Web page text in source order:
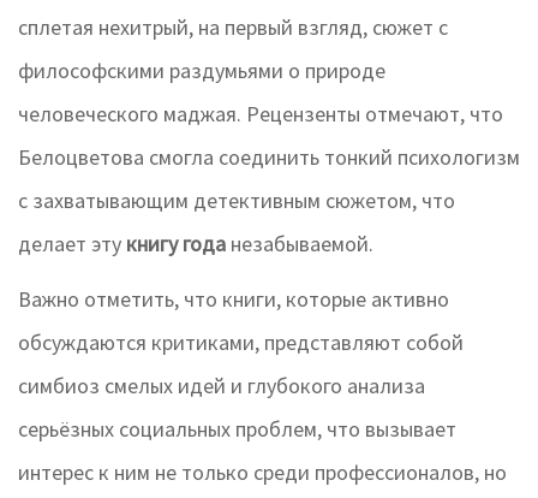
сплетая нехитрый, на первый взгляд, сюжет с
философскими раздумьями о природе
человеческого маджая. Рецензенты отмечают, что
Белоцветова смогла соединить тонкий психологизм
с захватывающим детективным сюжетом, что
делает эту книгу года незабываемой.
Важно отметить, что книги, которые активно
обсуждаются критиками, представляют собой
симбиоз смелых идей и глубокого анализа
серьёзных социальных проблем, что вызывает
интерес к ним не только среди профессионалов, но